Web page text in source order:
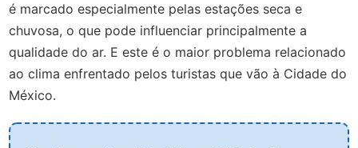
é marcado especialmente pelas estações seca e
chuvosa, o que pode influenciar principalmente a
qualidade do ar. E este é o maior problema relacionado
ao clima enfrentado pelos turistas que vão à Cidade do
México.